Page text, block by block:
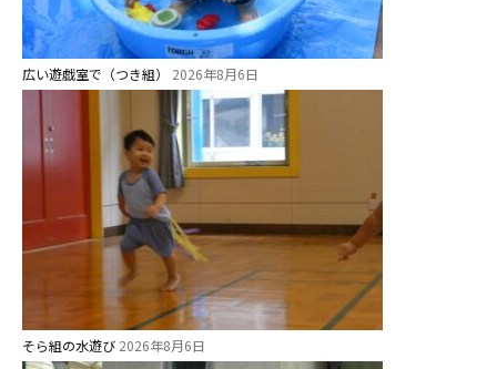
広い遊戯室で（つき組） 2026年8月6日
そら組の水遊び 2026年8月6日